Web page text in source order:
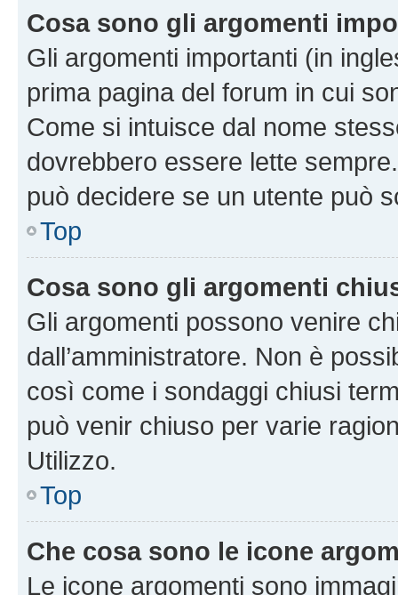
Cosa sono gli argomenti
Gli argomenti importanti (in
prima pagina del forum in cui
Come si intuisce dal nome
dovrebbero essere lette
può decidere se un utente può
Top
Cosa sono gli argomenti
Gli argomenti possono venire
dall’amministratore. Non è
così come i sondaggi chiusi
può venir chiuso per varie
Utilizzo.
Top
Che cosa sono le icone
Le icone argomenti sono